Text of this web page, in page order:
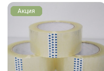
Акция